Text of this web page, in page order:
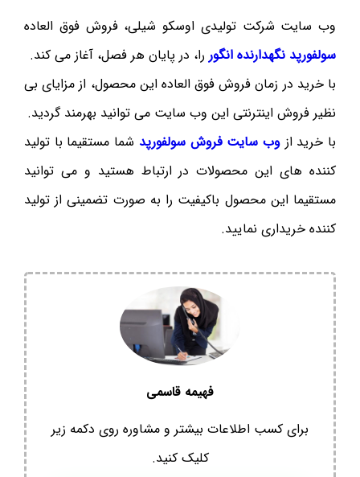
وب سایت شرکت تولیدی اوسکو شیلی، فروش فوق العاده
سولفورپد نگهدارنده انگور را، در پایان هر فصل، آغاز می کند.
با خرید در زمان فروش فوق العاده این محصول، از مزایای بی
نظیر فروش اینترنتی این وب سایت می توانید بهرمند گردید.
با خرید ازوب سایت فروش سولفورپد شما مستقیما با تولید
کننده های این محصولات در ارتباط هستید و می توانید
مستقیما این محصول باکیفیت را به صورت تضمینی از تولید
کننده خریداری نمایید.
فهیمه قاسمی
برای کسب اطلاعات بیشتر و مشاوره روی دکمه زیر
کلیک کنید.